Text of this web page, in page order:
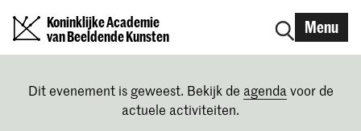
Koninklijke Academie
van Beeldende Kunsten
Menu
Dit evenement is geweest. Bekijk de agenda voor de
actuele activiteiten.